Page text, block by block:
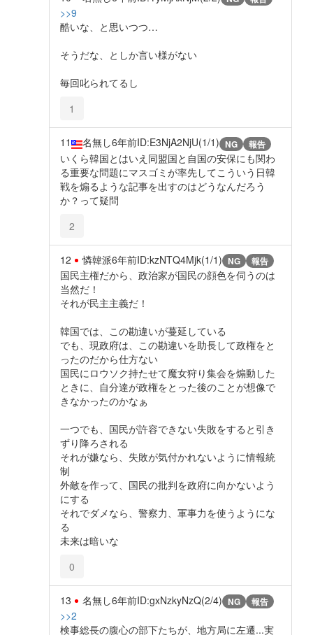
>>9
酷いな、と思いつつ…
そうだな、としか言い様がない
毎回叱られてるし
1
11 名無し6年前ID:E3NjA2NjU(1/1) NG 報告
いくら韓国とはいえ同盟国と自国の安保にも関わ
る重要な問題にマスゴミが率先してこういう日韓
戦を煽るような記事を出すのはどうなんだろう
か？って疑問
2
12 憐韓派6年前ID:kzNTQ4Mjk(1/1) NG 報告
国民主権だから、政治家が国民の顔色を伺うのは
当然だ！
それが民主主義だ！
韓国では、この勘違いが蔓延している
でも、現政府は、この勘違いを助長して政権をと
ったのだから仕方ない
国民にロウソク持たせて魔女狩り集会を煽動した
ときに、自分達が政権をとった後のことが想像で
きなかったのかなぁ
一つでも、国民が許容できない失敗をすると引き
ずり降ろされる
それが嫌なら、失敗が気付かれないように情報統
制
外敵を作って、国民の批判を政府に向かないよう
にする
それでダメなら、警察力、軍事力を使うようにな
る
未来は暗いな
0
13 名無し6年前ID:gxNzkyNzQ(2/4) NG 報告
>>2
検事総長の腹心の部下たちが、地方局に左遷...実